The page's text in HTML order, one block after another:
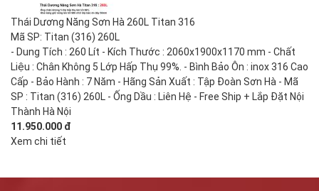
Thái Dương Năng Sơn Hà 260L Titan 316
Mã SP: Titan (316) 260L
- Dung Tích : 260 Lít - Kích Thước : 2060x1900x1170 mm - Chất
Liệu : Chân Không 5 Lớp Hấp Thụ 99%. - Bình Bảo Ôn : inox 316 Cao
Cấp - Bảo Hành : 7 Năm - Hãng Sản Xuất : Tập Đoàn Sơn Hà - Mã
SP : Titan (316) 260L - Ống Dầu : Liên Hệ - Free Ship + Lắp Đặt Nội
Thành Hà Nội
11.950.000 đ
Xem chi tiết